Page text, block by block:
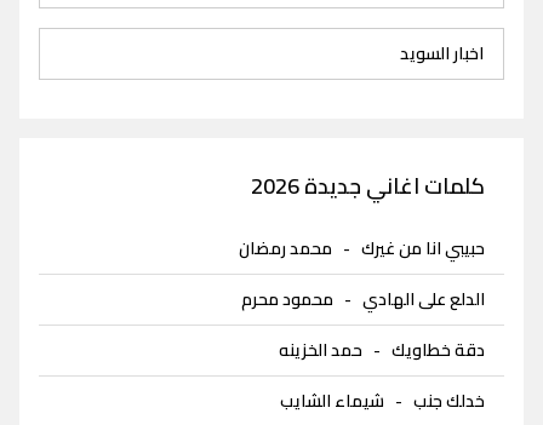
اخبار السويد
كلمات اغاني جديدة 2026
حبيبي انا من غيرك - محمد رمضان
الدلع على الهادي - محمود محرم
دقة خطاويك - حمد الخزينه
خدلك جنب - شيماء الشايب